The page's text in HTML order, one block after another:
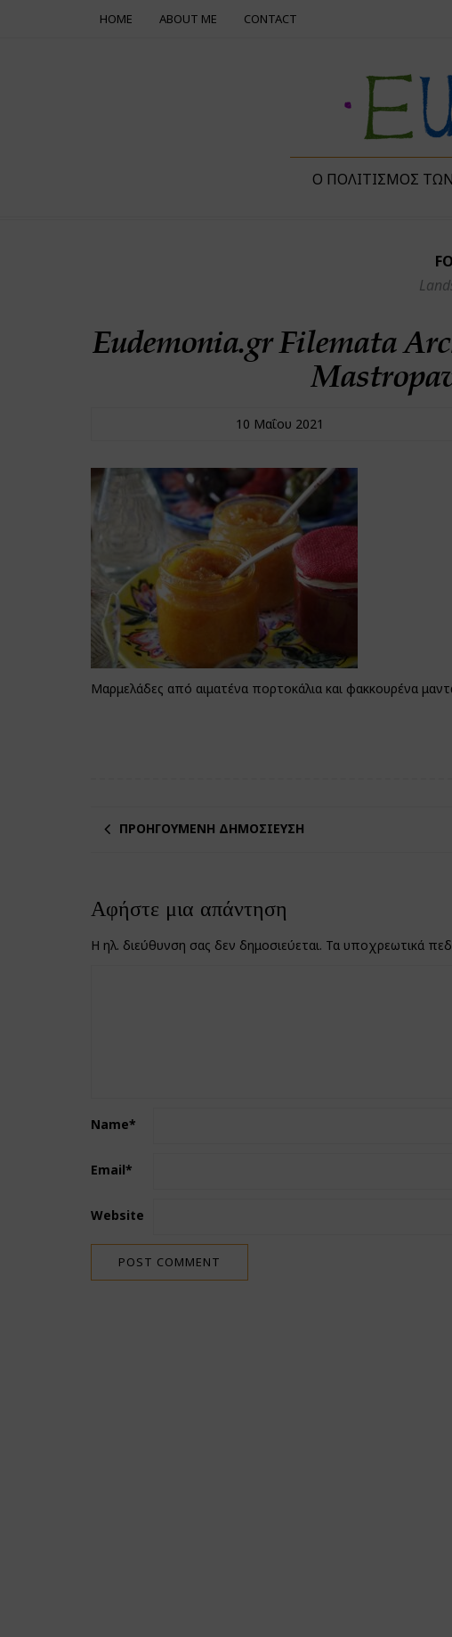
HOME ABOUT ME CONTACT
Ο ΠΟΛΙΤΙΣΜΌΣ
Eudemonia.gr Filemata
10 Μαΐου 2021
Μαρμελάδες από αιματένα πορτοκάλια και φακκουρένα
ΠΡΟΗΓΟΎΜΕΝΗ ΔΗΜΟΣΊΕΥΣΗ
Αφήστε μια απάντηση
Η ηλ. διεύθυνση σας δεν δημοσιεύεται. Τα υποχρεωτικά
Name*
Email*
Website